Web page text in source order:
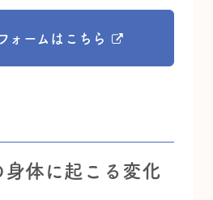
ォームはこちら
身体に起こる変化